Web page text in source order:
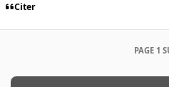
Citer
PAGE 1